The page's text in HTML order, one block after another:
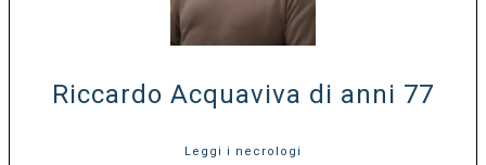
Riccardo Acquaviva di anni 77
Leggi i necrologi